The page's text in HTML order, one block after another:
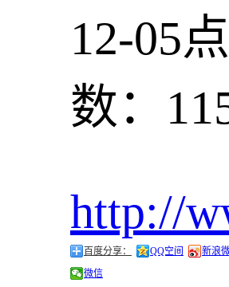
12-05
数：
http://
百度分享： QQ空间 新浪
微信